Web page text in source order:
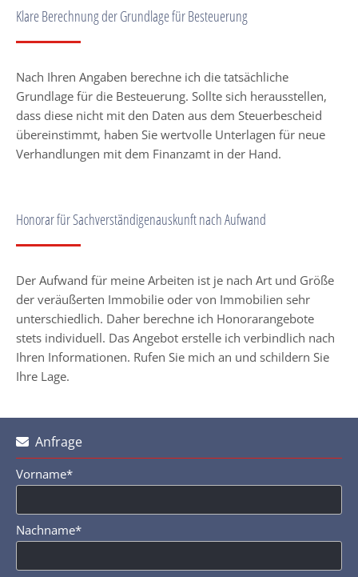
Klare Berechnung der Grundlage für Besteuerung
Nach Ihren Angaben berechne ich die tatsächliche
Grundlage für die Besteuerung. Sollte sich herausstellen,
dass diese nicht mit den Daten aus dem Steuerbescheid
übereinstimmt, haben Sie wertvolle Unterlagen für neue
Verhandlungen mit dem Finanzamt in der Hand.
Honorar für Sachverständigenauskunft nach Aufwand
Der Aufwand für meine Arbeiten ist je nach Art und Größe
der veräußerten Immobilie oder von Immobilien sehr
unterschiedlich. Daher berechne ich Honorarangebote
stets individuell. Das Angebot erstelle ich verbindlich nach
Ihren Informationen. Rufen Sie mich an und schildern Sie
Ihre Lage.
 Anfrage
Vorname*
Nachname*